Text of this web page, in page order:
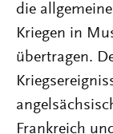
die
Kriegen in
übertragen.
Frankreich